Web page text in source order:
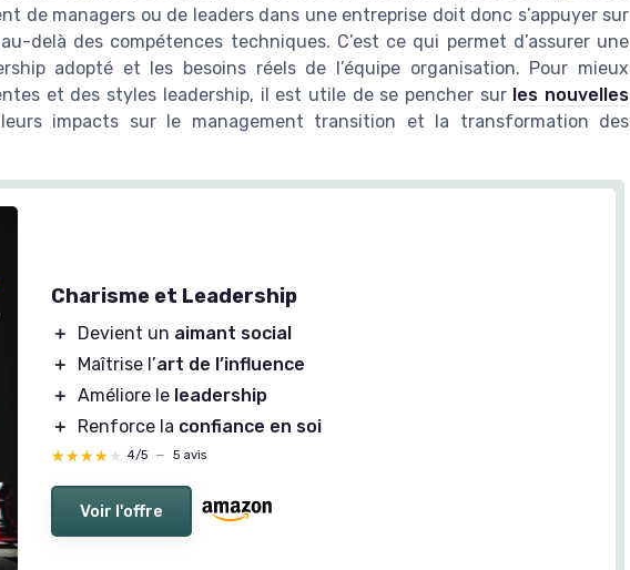
de managers ou de leaders dans une entreprise doit donc s’appuyer sur
delà des compétences techniques. C’est ce qui permet d’assurer une
adopté et les besoins réels de l’équipe organisation. Pour mieux
et des styles leadership, il est utile de se pencher sur les nouvelles
impacts sur le management transition et la transformation des
Charisme et Leadership
＋ Devient un aimant social
＋
Maîtrise l’art de l’influence
＋ Améliore le leadership
＋
Renforce la confiance en soi
★★★★★
★★★★★ 4/5 — 5 avis
Voir l'offre